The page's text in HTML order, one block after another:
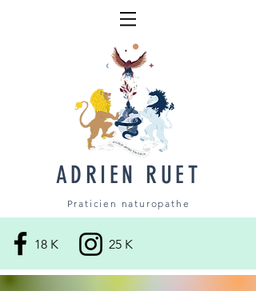
ADRIEN RUET
Praticien naturopathe
18 K 25 K